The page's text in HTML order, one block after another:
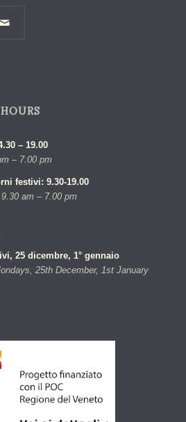
– 19.00
– 7.00 pm
festivi: 9.30-19.00
am – 7.00 pm
25 dicembre, 1° gennaio
25th December, 1st January